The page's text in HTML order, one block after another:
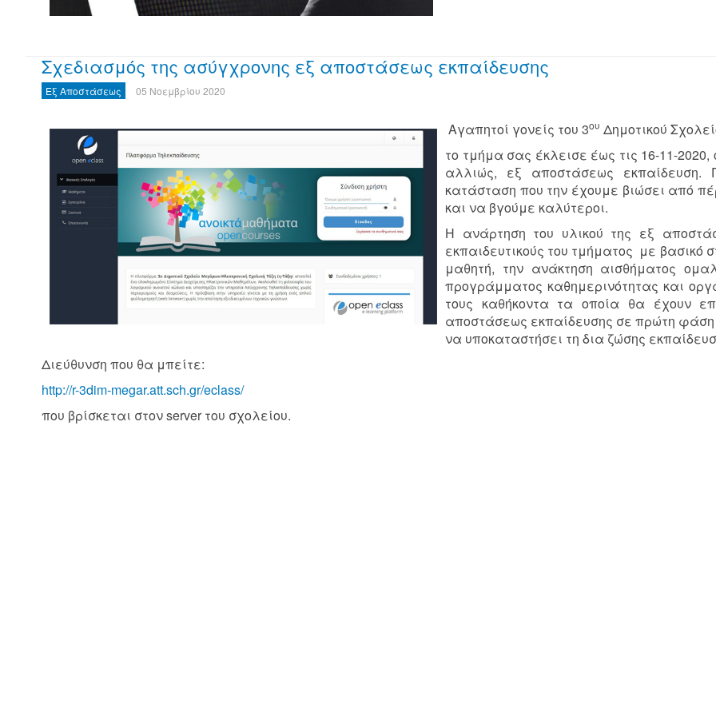
Σχεδιασμός της ασύγχρονης εξ αποστάσεως εκπαίδευσης
Εξ Αποστάσεως 05 Νοεμβρίου 2020
Αγαπητοί γονείς του 3ου Δημοτικού
το τμήμα σας έκλεισε έως τις 16-11-
αλλιώς, εξ αποστάσεως εκπαίδευση.
κατάσταση που την έχουμε βιώσει από
και να βγούμε καλύτεροι.
Η ανάρτηση του υλικού της εξ
εκπαιδευτικούς του τμήματος με βασικό
μαθητή, την ανάκτηση αισθήματος
προγράμματος καθημερινότητας και
τους καθήκοντα τα οποία θα έχουν
αποστάσεως εκπαίδευσης σε πρώτη φάση
να υποκαταστήσει τη δια ζώσης
Διεύθυνση που θα μπείτε:
http://r-3dim-megar.att.sch.gr/eclass/
που βρίσκεται στον server του σχολείου.